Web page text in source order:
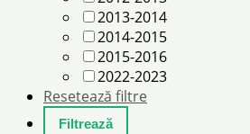
2013-2014
2014-2015
2015-2016
2022-2023
Resetează filtre